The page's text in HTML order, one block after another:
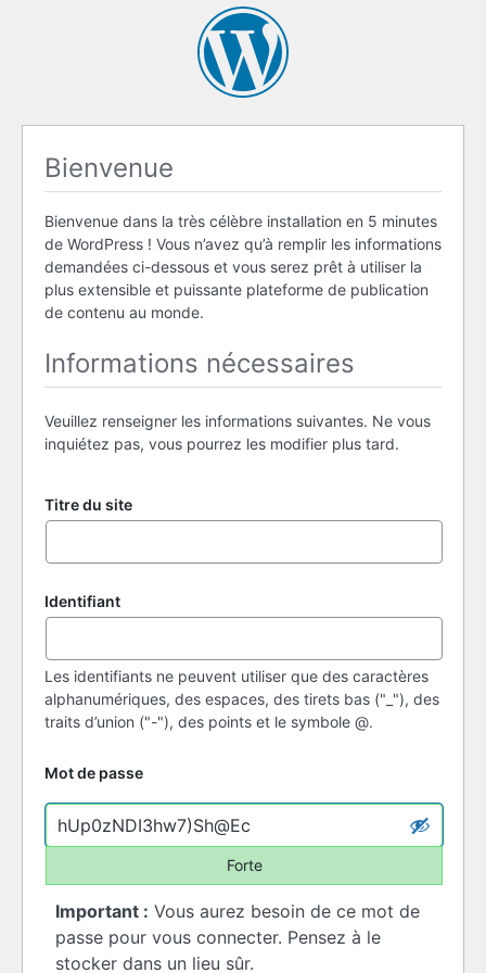
Bienvenue
Bienvenue dans la très célèbre installation en 5 minutes
de WordPress ! Vous n’avez qu’à remplir les informations
demandées ci-dessous et vous serez prêt à utiliser la
plus extensible et puissante plateforme de publication
de contenu au monde.
Informations nécessaires
Veuillez renseigner les informations suivantes. Ne vous
inquiétez pas, vous pourrez les modifier plus tard.
Titre du site
Identifiant
Les identifiants ne peuvent utiliser que des caractères
alphanumériques, des espaces, des tirets bas ("_"), des
traits d’union ("-"), des points et le symbole @.
Mot de passe
Forte
Important : Vous aurez besoin de ce mot de
passe pour vous connecter. Pensez à le
stocker dans un lieu sûr.